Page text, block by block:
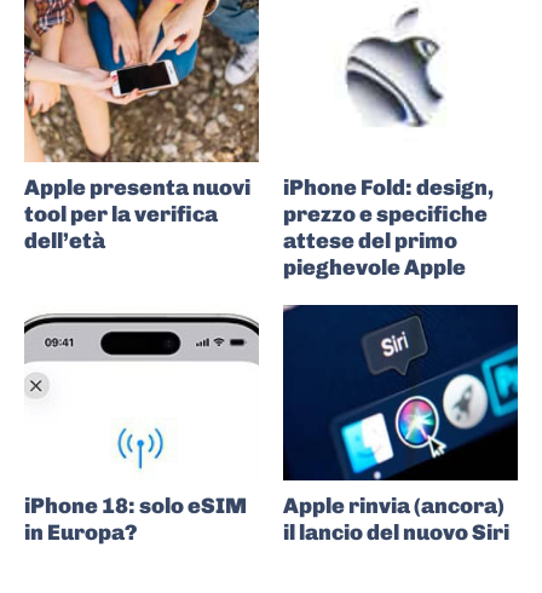
Apple presenta nuovi
tool per la verifica
dell’età
iPhone Fold: design,
prezzo e specifiche
attese del primo
pieghevole Apple
iPhone 18: solo eSIM
in Europa?
Apple rinvia (ancora)
il lancio del nuovo Siri